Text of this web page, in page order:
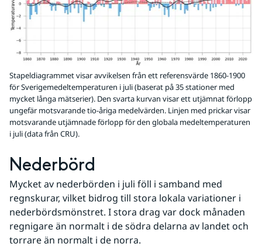
Stapeldiagrammet visar avvikelsen från ett referensvärde 1860-1900
för Sverigemedeltemperaturen i juli (baserat på 35 stationer med
mycket långa mätserier). Den svarta kurvan visar ett utjämnat förlopp
ungefär motsvarande tio-åriga medelvärden. Linjen med prickar visar
motsvarande utjämnade förlopp för den globala medeltemperaturen
i juli (data från CRU).
Nederbörd
Mycket av nederbörden i juli föll i samband med
regnskurar, vilket bidrog till stora lokala variationer i
nederbördsmönstret. I stora drag var dock månaden
regnigare än normalt i de södra delarna av landet och
torrare än normalt i de norra.